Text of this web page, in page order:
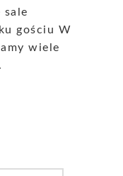
sale
gościu W
wiele